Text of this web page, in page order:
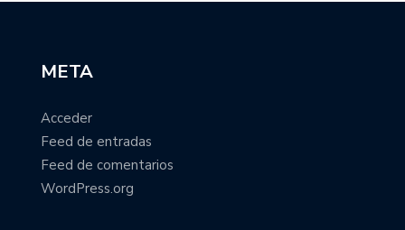
META
Acceder
Feed de entradas
Feed de comentarios
WordPress.org